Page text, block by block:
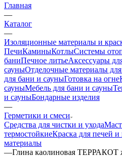
Главная
—
Каталог
—
Изоляционные материалы и
ПечиКаминыКотлыСистемы
баниПечное литьеАксессуары
сауныОтделочные материалы
для бани и сауныГотовка на огне
сауныМебель для бани и сауны
и сауныБондарные изделия
—
Герметики и смеси
Средства для чистки и ухода
термостойкиеКраска для печей
материалы
—Глина каолиновая ТЕРРАКОТ